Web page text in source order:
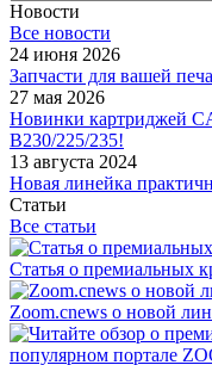
Новости
Все новости
24 июня 2026
Запчасти для вашей
27 мая 2026
Новинки картриджей
B230/225/235!
13 августа 2024
Новая линейка
Статьи
Все статьи
Статья о премиальных
Zoom.cnews о новой